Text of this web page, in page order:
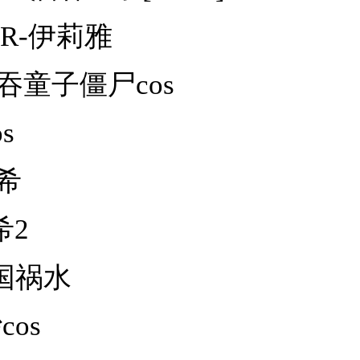
伊莉雅
童子僵尸cos
2
祸水